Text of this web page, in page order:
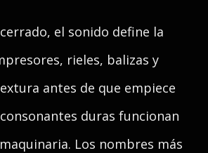
el sonido define la
rieles, balizas y
antes de que empiece
consonantes duras funcionan
Los nombres más